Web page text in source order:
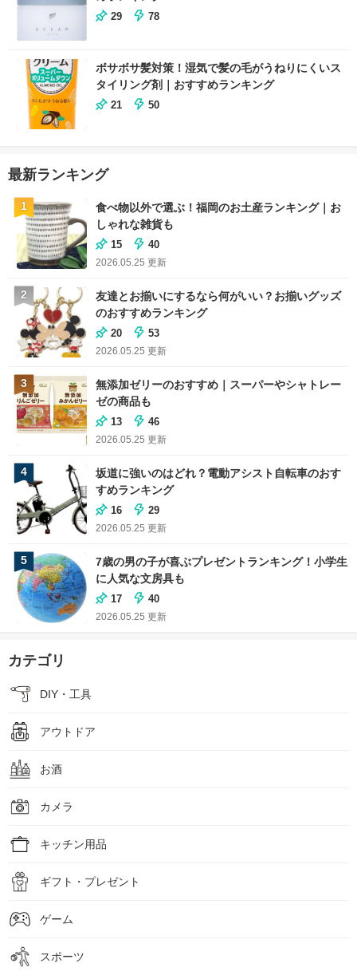
29 78
ボサボサ髪対策！湿気で髪の毛がうねりにくいス
タイリング剤｜おすすめランキング
21 50
最新ランキング
1
食べ物以外で選ぶ！福岡のお土産ランキング｜お
しゃれな雑貨も
15 40
2026.05.25 更新
2
友達とお揃いにするなら何がいい？お揃いグッズ
のおすすめランキング
20 53
2026.05.25 更新
3
無添加ゼリーのおすすめ｜スーパーやシャトレー
ゼの商品も
13 46
2026.05.25 更新
4
坂道に強いのはどれ？電動アシスト自転車のおす
すめランキング
16 29
2026.05.25 更新
5
7歳の男の子が喜ぶプレゼントランキング！小学生
に人気な文房具も
17 40
2026.05.25 更新
カテゴリ
DIY・工具
アウトドア
お酒
カメラ
キッチン用品
ギフト・プレゼント
ゲーム
スポーツ